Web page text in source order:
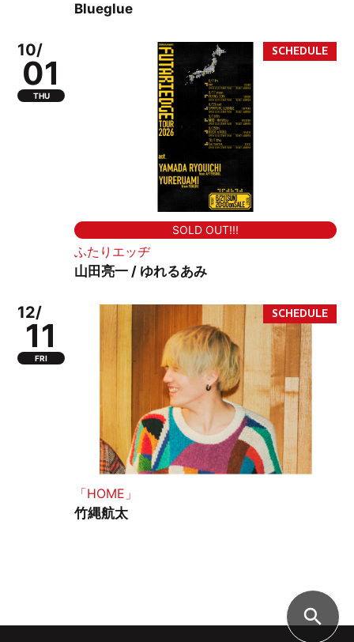
Blueglue
10/
01
THU
SOLD OUT!!!
ふたりエッヂ
山田亮一 / ゆれるあみ
12/
11
FRI
「HOME」
竹縄航太
search